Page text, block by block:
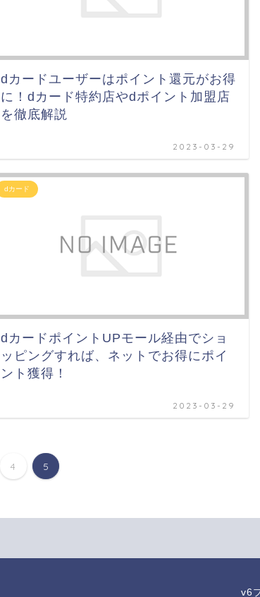
dカードユーザーはポイント還元がお得
に！dカード特約店やdポイント加盟店
を徹底解説
2023-03-29
dカード
dカードポイントUPモール経由でショ
ッピングすれば、ネットでお得にポイ
ント獲得！
2023-03-29
4 5
v6